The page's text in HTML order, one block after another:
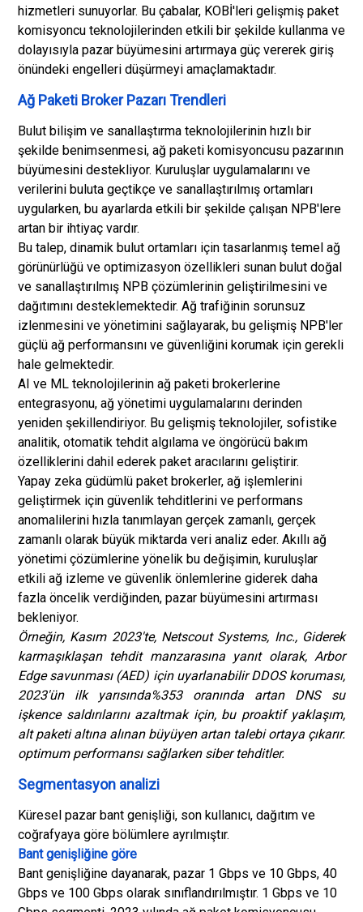
hizmetleri sunuyorlar. Bu çabalar, KOBİ'leri gelişmiş paket
komisyoncu teknolojilerinden etkili bir şekilde kullanma ve
dolayısıyla pazar büyümesini artırmaya güç vererek giriş
önündeki engelleri düşürmeyi amaçlamaktadır.
Ağ Paketi Broker Pazarı Trendleri
Bulut bilişim ve sanallaştırma teknolojilerinin hızlı bir
şekilde benimsenmesi, ağ paketi komisyoncusu pazarının
büyümesini destekliyor. Kuruluşlar uygulamalarını ve
verilerini buluta geçtikçe ve sanallaştırılmış ortamları
uygularken, bu ayarlarda etkili bir şekilde çalışan NPB'lere
artan bir ihtiyaç vardır.
Bu talep, dinamik bulut ortamları için tasarlanmış temel ağ
görünürlüğü ve optimizasyon özellikleri sunan bulut doğal
ve sanallaştırılmış NPB çözümlerinin geliştirilmesini ve
dağıtımını desteklemektedir. Ağ trafiğinin sorunsuz
izlenmesini ve yönetimini sağlayarak, bu gelişmiş NPB'ler
güçlü ağ performansını ve güvenliğini korumak için gerekli
hale gelmektedir.
AI ve ML teknolojilerinin ağ paketi brokerlerine
entegrasyonu, ağ yönetimi uygulamalarını derinden
yeniden şekillendiriyor. Bu gelişmiş teknolojiler, sofistike
analitik, otomatik tehdit algılama ve öngörücü bakım
özelliklerini dahil ederek paket aracılarını geliştirir.
Yapay zeka güdümlü paket brokerler, ağ işlemlerini
geliştirmek için güvenlik tehditlerini ve performans
anomalilerini hızla tanımlayan gerçek zamanlı, gerçek
zamanlı olarak büyük miktarda veri analiz eder. Akıllı ağ
yönetimi çözümlerine yönelik bu değişimin, kuruluşlar
etkili ağ izleme ve güvenlik önlemlerine giderek daha
fazla öncelik verdiğinden, pazar büyümesini artırması
bekleniyor.
Örneğin, Kasım 2023'te, Netscout Systems, Inc., Giderek
karmaşıklaşan tehdit manzarasına yanıt olarak, Arbor
Edge savunması (AED) için uyarlanabilir DDOS koruması,
2023'ün ilk yarısında%353 oranında artan DNS su
işkence saldırılarını azaltmak için, bu proaktif yaklaşım,
alt paketi altına alınan büyüyen artan talebi ortaya çıkarır.
optimum performansı sağlarken siber tehditler.
Segmentasyon analizi
Küresel pazar bant genişliği, son kullanıcı, dağıtım ve
coğrafyaya göre bölümlere ayrılmıştır.
Bant genişliğine göre
Bant genişliğine dayanarak, pazar 1 Gbps ve 10 Gbps, 40
Gbps ve 100 Gbps olarak sınıflandırılmıştır. 1 Gbps ve 10